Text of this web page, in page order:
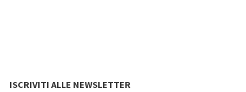
ISCRIVITI ALLE NEWSLETTER